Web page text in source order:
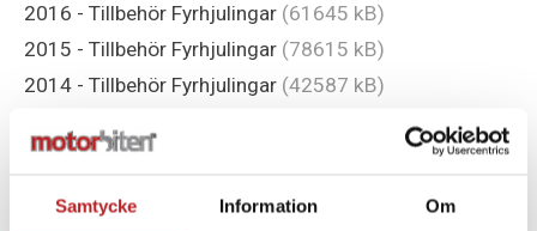
Samtycke Information Om
2016 - Tillbehör Fyrhjulingar (61645 kB)
2015 - Tillbehör Fyrhjulingar (78615 kB)
2014 - Tillbehör Fyrhjulingar (42587 kB)
2012 - Tillbehör Fyrhjulingar
2011 - Tillbehör Fyrhjulingar
(9385 kB)